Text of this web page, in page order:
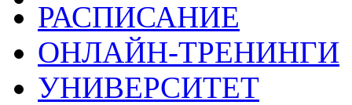
РАСПИСАНИЕ
ОНЛАЙН-ТРЕНИНГИ
УНИВЕРСИТЕТ